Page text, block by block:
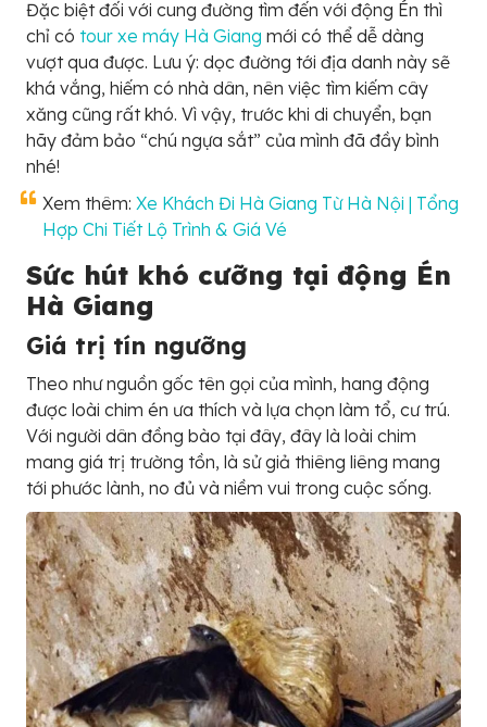
Đặc biệt đối với cung đường tìm đến với động Én thì
chỉ có tour xe máy Hà Giang mới có thể dễ dàng
vượt qua được. Lưu ý: dọc đường tới địa danh này sẽ
khá vắng, hiếm có nhà dân, nên việc tìm kiếm cây
xăng cũng rất khó. Vì vậy, trước khi di chuyển, bạn
hãy đảm bảo “chú ngựa sắt” của mình đã đầy bình
nhé!
Xem thêm: Xe Khách Đi Hà Giang Từ Hà Nội | Tổng
Hợp Chi Tiết Lộ Trình & Giá Vé
Sức hút khó cưỡng tại động Én
Hà Giang
Giá trị tín ngưỡng
Theo như nguồn gốc tên gọi của mình, hang động
được loài chim én ưa thích và lựa chọn làm tổ, cư trú.
Với người dân đồng bào tại đây, đây là loài chim
mang giá trị trường tồn, là sử giả thiêng liêng mang
tới phước lành, no đủ và niềm vui trong cuộc sống.